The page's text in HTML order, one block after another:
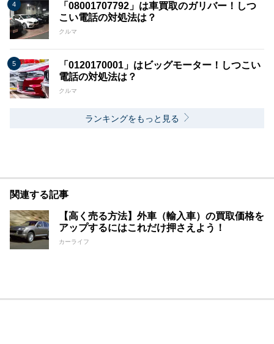
「08001707792」は車買取のガリバー！しつ
こい電話の対処法は？
クルマ
「0120170001」はビッグモーター！しつこい
電話の対処法は？
クルマ
ランキングをもっと見る
関連する記事
【高く売る方法】外車（輸入車）の買取価格を
アップするにはこれだけ押さえよう！
カーライフ